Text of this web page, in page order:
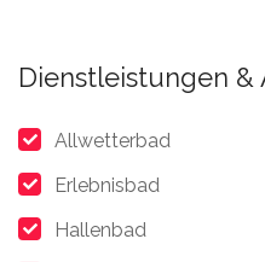
Dienstleistungen &
Allwetterbad
Erlebnisbad
Hallenbad